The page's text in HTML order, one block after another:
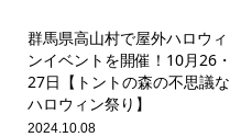
群馬県高山村で屋外ハロウィ
ンイベントを開催！10月26・
27日【トントの森の不思議な
ハロウィン祭り】
2024.10.08